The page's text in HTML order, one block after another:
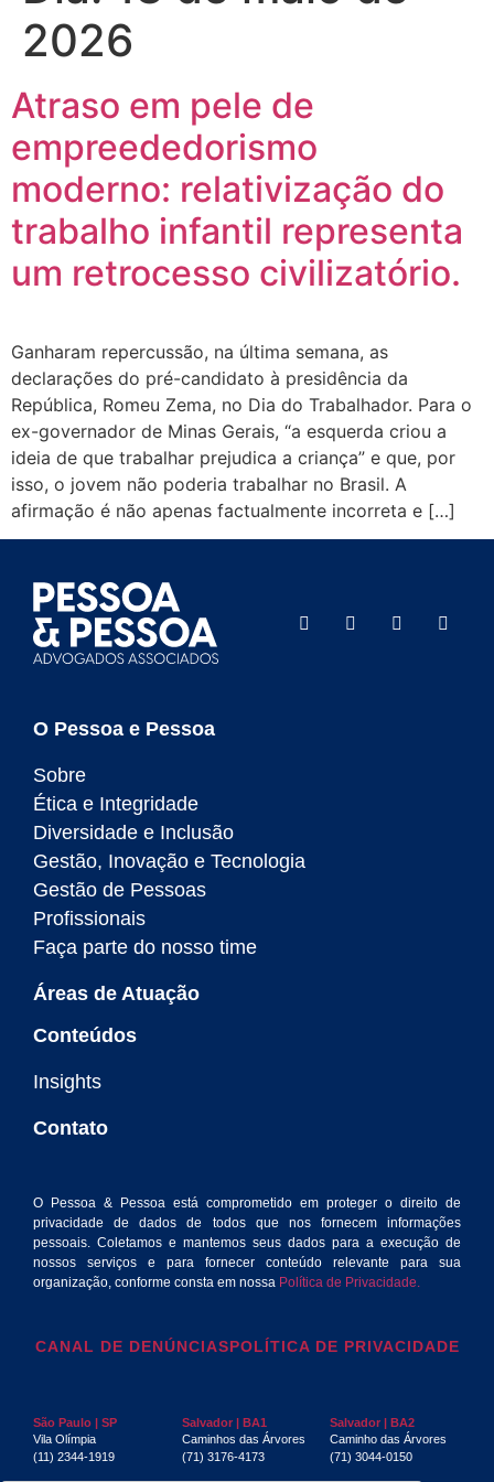
2026
Atraso em pele de
empreededorismo
moderno: relativização do
trabalho infantil representa
um retrocesso civilizatório.
Ganharam repercussão, na última semana, as
declarações do pré-candidato à presidência da
República, Romeu Zema, no Dia do Trabalhador. Para o
ex-governador de Minas Gerais, “a esquerda criou a
ideia de que trabalhar prejudica a criança” e que, por
isso, o jovem não poderia trabalhar no Brasil. A
afirmação é não apenas factualmente incorreta e […]
O Pessoa e Pessoa
Sobre
Ética e Integridade
Diversidade e Inclusão
Gestão, Inovação e Tecnologia
Gestão de Pessoas
Profissionais
Faça parte do nosso time
Áreas de Atuação
Conteúdos
Insights
Contato
O Pessoa & Pessoa está comprometido em proteger o direito de
privacidade de dados de todos que nos fornecem informações
pessoais. Coletamos e mantemos seus dados para a execução de
nossos serviços e para fornecer conteúdo relevante para sua
organização, conforme consta em nossa Política de Privacidade.
CANAL DE DENÚNCIASPOLÍTICA DE PRIVACIDADE
São Paulo | SP
Vila Olímpia
(11) 2344-1919
Salvador | BA1
Caminhos das Árvores
(71) 3176-4173
Salvador | BA2
Caminho das Árvores
(71) 3044-0150